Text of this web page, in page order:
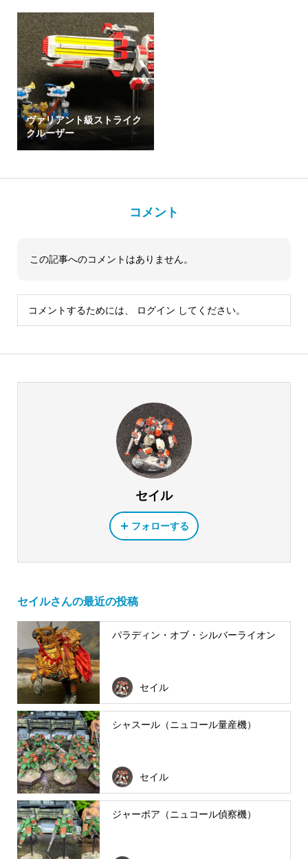
ヴァリアント級ストライク
クルーザー
コメント
この記事へのコメントはありません。
コメントするためには、 ログイン してください。
セイル
フォローする
セイルさんの最近の投稿
パラディン・オブ・シルバーライオン
セイル
シャスール（ニュコール量産機）
セイル
ジャーボア（ニュコール偵察機）